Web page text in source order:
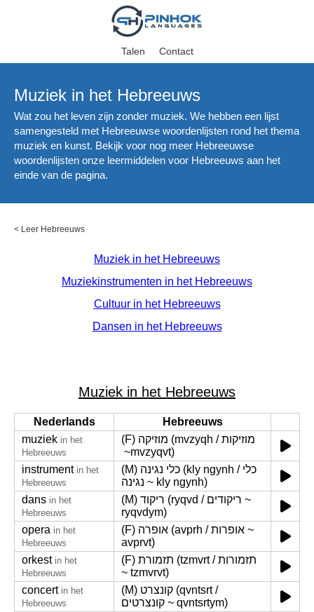
Talen Contact
Muziek in het Hebreeuws
Wat zou het leven zijn zonder muziek. We hebben een lijst
samengesteld met Hebreeuwse woordenlijsten rond het thema
muziek en kunst. Bekijk voor nog meer Hebreeuwse
woordenlijsten onze leermiddelen voor Hebreeuws aan het
einde van de pagina.
< Leer Hebreeuws
Muziek in het Hebreeuws
Muziekinstrumenten in het Hebreeuws
Cultuur in het Hebreeuws
Dansen in het Hebreeuws
Muziek in het Hebreeuws
Nederlands
Hebreeuws
muziek in het
Hebreeuws
(F) מוזיקה (mvzyqh / ‏מוזיקות
~ ‏mvzyqvt)
instrument in het
Hebreeuws
(M) כלי נגינה (kly ngynh / כלי
נגינה ~ kly ngynh)
dans in het
Hebreeuws
(M) ריקוד (ryqvd / ריקודים ~
ryqvdym)
opera in het
Hebreeuws
(F) אופרה (avprh / אופרות ~
avprvt)
orkest in het
Hebreeuws
(F) תזמורת (tzmvrt / תזמורות
~ tzmvrvt)
concert in het
Hebreeuws
(M) קונצרט (qvntsrt /
קונצרטים ~ qvntsrtym)